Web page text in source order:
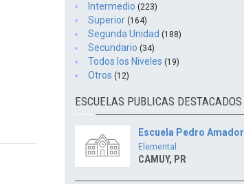
Intermedio (223)
Superior (164)
Segunda Unidad (188)
Secundario (34)
Todos los Niveles (19)
Otros (12)
ESCUELAS PUBLICAS DESTACADOS
Escuela Pedro Amador
Elemental
CAMUY, PR